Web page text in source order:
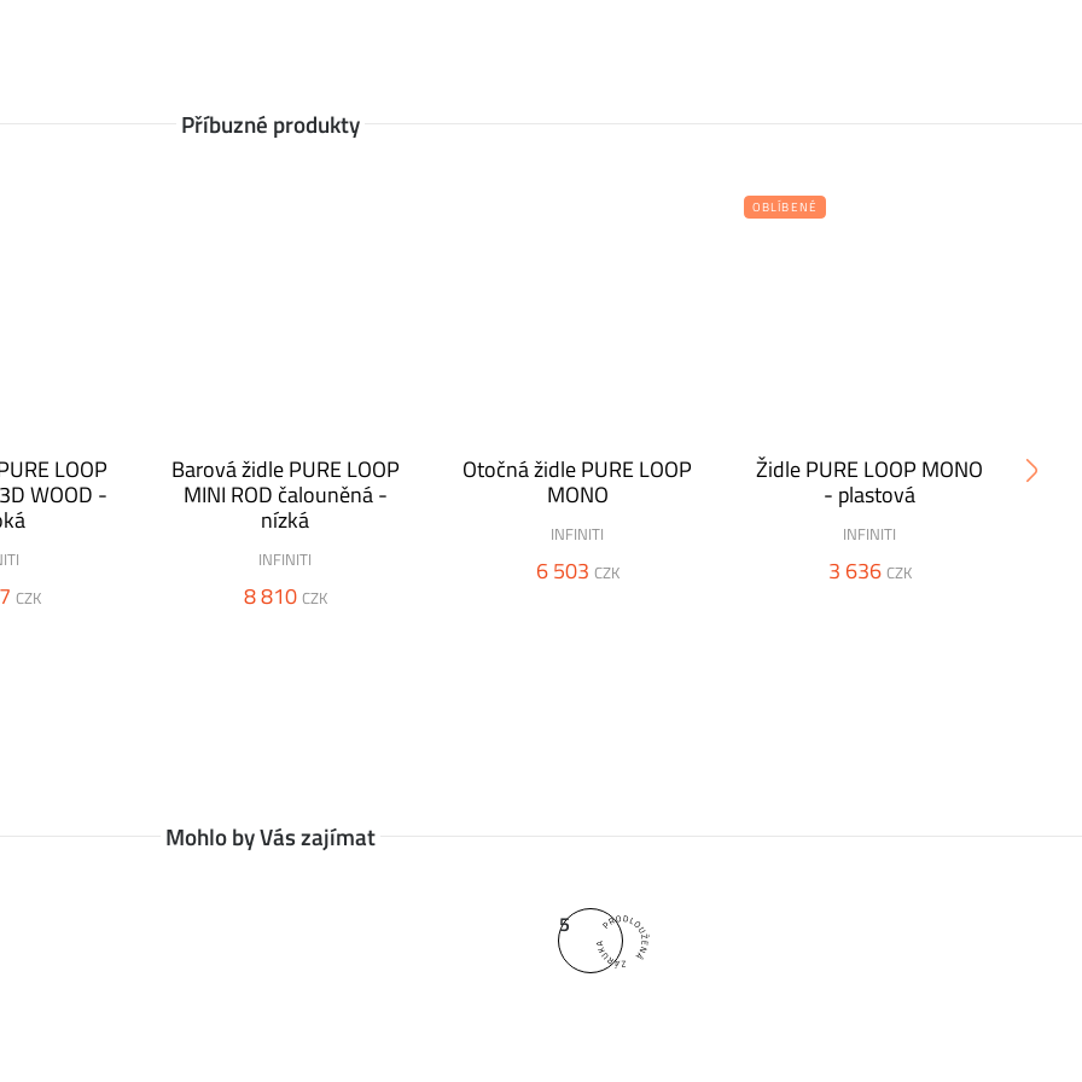
Příbuzné produkty
LOOP
WOOD -
CZK
Barová židle PURE LOOP
MINI ROD čalouněná -
nízká
INFINITI
8 810 CZK
Otočná židle PURE LOOP
MONO
INFINITI
6 503 CZK
OBLÍBENÉ
Židle PURE LOOP MONO
- plastová
INFINITI
3 636 CZK
Mohlo by Vás zajímat
5